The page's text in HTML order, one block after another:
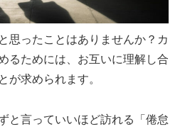
思ったことはありませんか？カ
るためには、お互いに理解し合
が求められます。
と言っていいほど訪れる「倦怠